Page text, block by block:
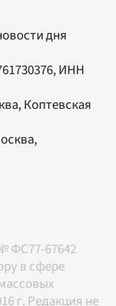
дня
ИНН
Коптевская
,
ФС77-67642
в сфере
г. Редакция не